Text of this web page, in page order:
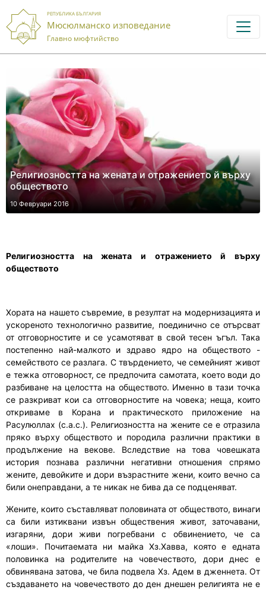
РЕПУБЛИКА БЪЛГАРИЯ
Мюсюлманско изповедание
Главно мюфтийство
Религиозността на женaтa и отражението й върху
обществото
10 Февруари 2016
Религиозността на женaтa и отражението й върху
обществото
Хората на нашето съвремие, в резултат на модернизацията и
ускореното технологично развитие, поединично се отърсват
от отговорностите и се усамотяват в свой тесен ъгъл. Така
постепенно най-малкото и здраво ядро на обществото -
семейството се разлага. С твърдението, че семейният живот
е тежка отговорност, се предпочита самотата, което води до
разбиване на целостта на обществото. Именно в тази точка
се разкриват кои са отговорностите на човека; неща, които
откриваме в Корана и практическото приложение на
Расулюллах (с.а.с.). Религиозността на жените се е отразила
пряко върху обществото и породила различни практики в
продължение на векове. Вследствие на това човешката
история познава различни негативни отношения спрямо
жените, девойките и дори възрастните жени, които вечно са
били онеправдани, а те никак не бива да се подценяват.
Жените, които съставляват половината от обществото, винаги
са били изтиквани извън обществения живот, заточавани,
изгаряни, дори живи погребвани с обвинението, че са
«лоши». Почитаемата ни майка Хз.Хавва, която е едната
половинка на родителите на човечеството, дори днес е
обвинявана затова, че била подвела Хз. Адем в дженнета. От
създаването на човечеството до ден днешен религията не е